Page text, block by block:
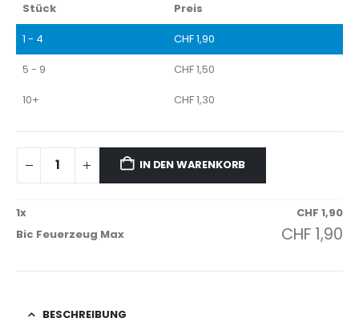
Stück
Preis
1 - 4
CHF1,90
5 - 9
CHF1,50
10+
CHF1,30
IN DEN WARENKORB
1x CHF 1,90
Bic Feuerzeug Max
CHF 1,90
BESCHREIBUNG